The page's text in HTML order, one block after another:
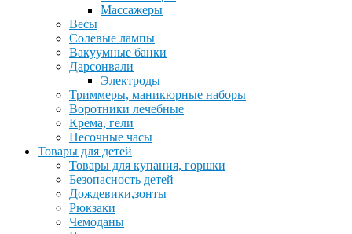
Массажеры
Весы
Солевые лампы
Вакуумные банки
Дарсонвали
Электроды
Триммеры, маникюрные наборы
Воротники лечебные
Крема, гели
Песочные часы
Товары для детей
Товары для купания, горшки
Безопасность детей
Дождевики,зонты
Рюкзаки
Чемоданы